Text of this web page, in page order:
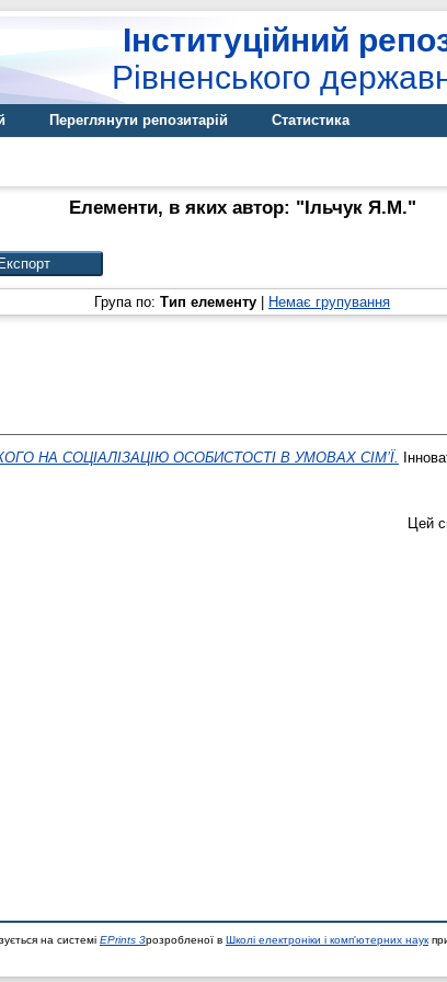
Інституційний
Рівненського
Переглянути репозитарій Статистика
Елементи, в яких автор: "Ільчук Я.М."
Група по: Тип елементу Немає групування
НА СОЦІАЛІЗАЦІЮ ОСОБИСТОСТІ В УМОВАХ СІМ’Ї.
Цей
на системі EPrints 3розробленої в Школі електроніки і комп'ютерних наук